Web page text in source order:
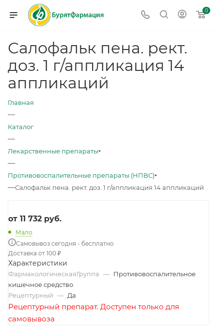
0
Салофальк пена. рект.
доз. 1 г/аппликация 14
аппликаций
Главная
—
Каталог
—
Лекарственные препараты
—
Противовоспалительные препараты (НПВС)
—Салофальк пена. рект. доз. 1 г/аппликация 14 аппликаций
от 11 732 руб.
Мало
Самовывоз сегодня - бесплатно
Доставка от 100 ₽
Характеристики
ФармакологическаяГруппа — Противовоспалительное
кишечное средство
Рецептурный — Да
Рецептурный препарат. Доступен только для
самовывоза